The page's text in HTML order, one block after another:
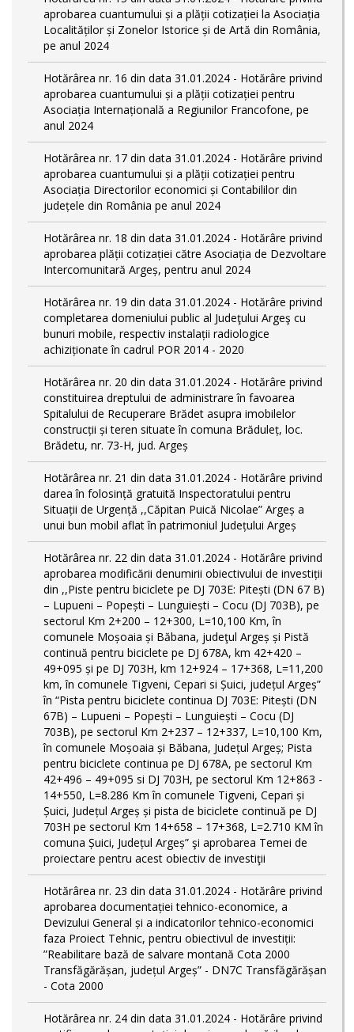
aprobarea cuantumului și a plății cotizației la Asociația
Localităților și Zonelor Istorice și de Artă din România,
pe anul 2024
Hotărârea nr. 16 din data 31.01.2024 - Hotărâre privind
aprobarea cuantumului și a plății cotizației pentru
Asociația Internațională a Regiunilor Francofone, pe
anul 2024
Hotărârea nr. 17 din data 31.01.2024 - Hotărâre privind
aprobarea cuantumului și a plății cotizației pentru
Asociația Directorilor economici și Contabililor din
județele din România pe anul 2024
Hotărârea nr. 18 din data 31.01.2024 - Hotărâre privind
aprobarea plății cotizației către Asociația de Dezvoltare
Intercomunitară Argeș, pentru anul 2024
Hotărârea nr. 19 din data 31.01.2024 - Hotărâre privind
completarea domeniului public al Judeţului Argeş cu
bunuri mobile, respectiv instalații radiologice
achiziționate în cadrul POR 2014 - 2020
Hotărârea nr. 20 din data 31.01.2024 - Hotărâre privind
constituirea dreptului de administrare în favoarea
Spitalului de Recuperare Brădet asupra imobilelor
construcții și teren situate în comuna Brăduleț, loc.
Brădetu, nr. 73-H, jud. Argeș
Hotărârea nr. 21 din data 31.01.2024 - Hotărâre privind
darea în folosință gratuită Inspectoratului pentru
Situații de Urgență ,,Căpitan Puică Nicolae” Argeș a
unui bun mobil aflat în patrimoniul Județului Argeș
Hotărârea nr. 22 din data 31.01.2024 - Hotărâre privind
aprobarea modificării denumirii obiectivului de investiții
din ,,Piste pentru biciclete pe DJ 703E: Pitești (DN 67 B)
– Lupueni – Popești – Lunguiești – Cocu (DJ 703B), pe
sectorul Km 2+200 – 12+300, L=10,100 Km, în
comunele Moșoaia și Băbana, judeţul Argeș și Pistă
continuă pentru biciclete pe DJ 678A, km 42+420 –
49+095 și pe DJ 703H, km 12+924 – 17+368, L=11,200
km, în comunele Tigveni, Cepari si Șuici, județul Argeș”
în “Pista pentru biciclete continua DJ 703E: Pitești (DN
67B) – Lupueni – Popești – Lunguiești – Cocu (DJ
703B), pe sectorul Km 2+237 – 12+337, L=10,100 Km,
în comunele Moșoaia și Băbana, Județul Argeș; Pista
pentru biciclete continua pe DJ 678A, pe sectorul Km
42+496 – 49+095 si DJ 703H, pe sectorul Km 12+863 -
14+550, L=8.286 Km în comunele Tigveni, Cepari și
Șuici, Județul Argeș și pista de biciclete continuă pe DJ
703H pe sectorul Km 14+658 – 17+368, L=2.710 KM în
comuna Șuici, Județul Argeș” şi aprobarea Temei de
proiectare pentru acest obiectiv de investiţii
Hotărârea nr. 23 din data 31.01.2024 - Hotărâre privind
aprobarea documentației tehnico-economice, a
Devizului General și a indicatorilor tehnico-economici
faza Proiect Tehnic, pentru obiectivul de investiții:
”Reabilitare bază de salvare montană Cota 2000
Transfăgărășan, județul Argeș” - DN7C Transfăgărășan
- Cota 2000
Hotărârea nr. 24 din data 31.01.2024 - Hotărâre privind